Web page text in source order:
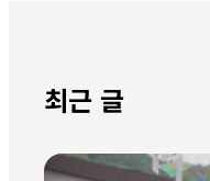
최근 글